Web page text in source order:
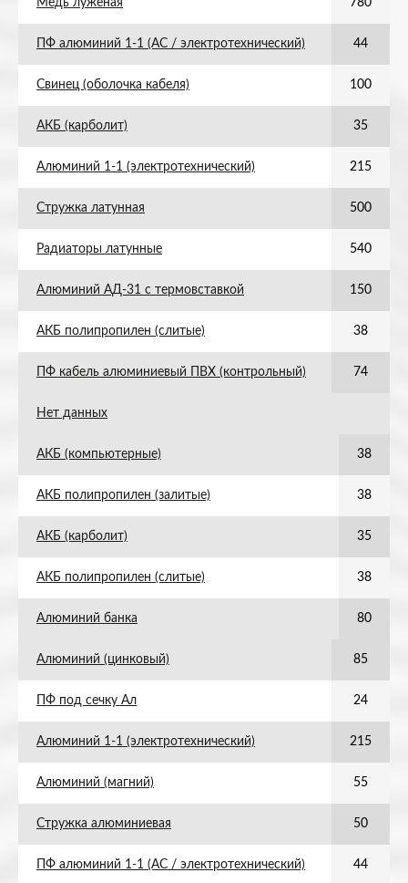
Медь луженая 780
ПФ алюминий 1-1 (АС / электротехнический) 44
Свинец (оболочка кабеля) 100
АКБ (карболит) 35
Алюминий 1-1 (электротехнический) 215
Стружка латунная 500
Радиаторы латунные 540
Алюминий АД-31 с термовставкой 150
АКБ полипропилен (слитые) 38
ПФ кабель алюминиевый ПВХ (контрольный) 74
Нет данных
АКБ (компьютерные) 38
АКБ полипропилен (залитые) 38
АКБ (карболит) 35
АКБ полипропилен (слитые) 38
Алюминий банка 80
Алюминий (цинковый) 85
ПФ под сечку Ал 24
Алюминий 1-1 (электротехнический) 215
Алюминий (магний) 55
Стружка алюминиевая 50
ПФ алюминий 1-1 (АС / электротехнический) 44